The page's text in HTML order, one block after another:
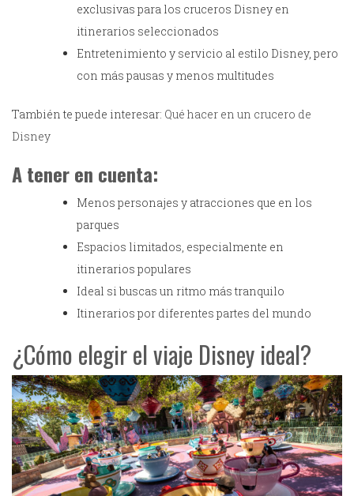
exclusivas para los cruceros Disney en
itinerarios seleccionados
Entretenimiento y servicio al estilo Disney, pero
con más pausas y menos multitudes
También te puede interesar: Qué hacer en un crucero de
Disney
A tener en cuenta:
Menos personajes y atracciones que en los
parques
Espacios limitados, especialmente en
itinerarios populares
Ideal si buscas un ritmo más tranquilo
Itinerarios por diferentes partes del mundo
¿Cómo elegir el viaje Disney ideal?